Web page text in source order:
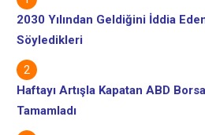
2030 Yılından Geldiğini İddia
Söyledikleri
Haftayı Artışla Kapatan ABD
Tamamladı